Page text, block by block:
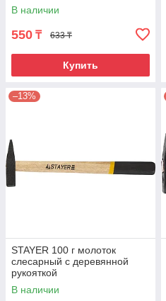
В наличии
550 ₸ 633 ₸
Купить
–13%
STAYER 100 г молоток
слесарный с деревянной
рукояткой
В наличии